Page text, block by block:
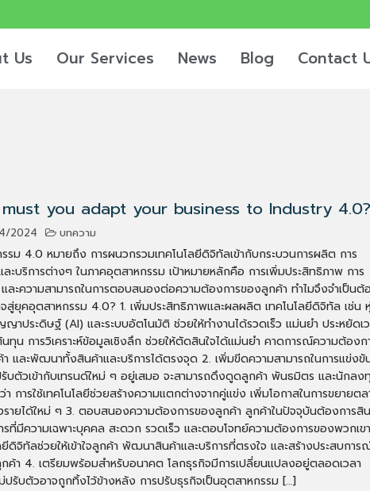
Us Our Services News Blog Contact
you adapt your business to Industry 4.0?
2024 บทความ
รม 4.0 หมายถึง การผนวกรวมเทคโนโลยีดิจิทัลเข้ากับกระบวนการผลิต การ
ะบริการต่างๆ ในภาคอุตสาหกรรม เป้าหมายหลักคือ การเพิ่มประสิทธิภาพ การ
ละความสามารถในการตอบสนองต่อความต้องการของลูกค้า ทำไมจึงจำเป็นต้
สู่ยุคอุตสาหกรรม 4.0? 1. เพิ่มประสิทธิภาพและผลผลิต เทคโนโลยีดิจิทัล เช่น
าประดิษฐ์ (AI) และระบบอัตโนมัติ ช่วยให้ทำงานได้รวดเร็ว แม่นยำ ประหยัดเ
ทุน การวิเคราะห์ข้อมูลเชิงลึก ช่วยให้ตัดสินใจได้แม่นยำ คาดการณ์ความต้องก
และพัฒนาทั้งสินค้าและบริการได้ตรงจุด 2. เพิ่มขีดความสามารถในการแข่งขั
บตัวเข้ากับเทรนด์ใหม่ ๆ อยู่เสมอ จะสามารถดึงดูดลูกค้า พันธมิตร และนักลง
า การใช้เทคโนโลยีช่วยสร้างความแตกต่างจากคู่แข่ง เพิ่มโอกาสในการขยายต
รายได้ใหม่ ๆ 3. ตอบสนองความต้องการของลูกค้า ลูกค้าในปัจจุบันต้องการสิ
รที่มีความเฉพาะบุคคล สะดวก รวดเร็ว และตอบโจทย์ความต้องการของพวกเขา
ยีดิจิทัลช่วยให้เข้าใจลูกค้า พัฒนาสินค้าและบริการที่ตรงใจ และสร้างประสบการ
ค้า 4. เตรียมพร้อมสำหรับอนาคต โลกธุรกิจมีการเปลี่ยนแปลงอยู่ตลอดเวลา
ปรับตัวอาจถูกทิ้งไว้ข้างหลัง การปรับธุรกิจเป็นอุตสาหกรรม […]